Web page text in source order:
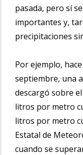
pasada, pero sí
importantes y,
precipitaciones
Por ejemplo,
septiembre, una
descargó sobre
litros por metro
litros por metro
Estatal de
cuando se